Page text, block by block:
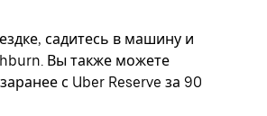
садитесь в машину и
Вы также можете
с Uber Reserve за 90